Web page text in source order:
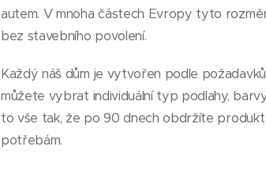
autem. V mnoha částech Evropy tyto
bez stavebního povolení.
Každý náš dům je vytvořen podle
můžete vybrat individuální typ podlahy,
to vše tak, že po 90 dnech obdržíte produkt
potřebám.